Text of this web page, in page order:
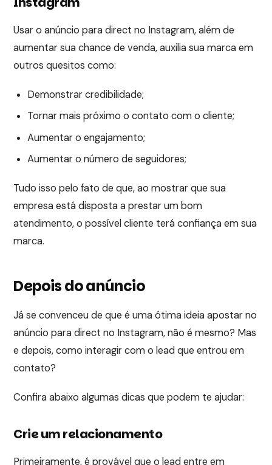
Usar o anúncio para direct no Instagram, além de
aumentar sua chance de venda, auxilia sua marca em
outros quesitos como:
Demonstrar credibilidade;
Tornar mais próximo o contato com o cliente;
Aumentar o engajamento;
Aumentar o número de seguidores;
Tudo isso pelo fato de que, ao mostrar que sua
empresa está disposta a prestar um bom
atendimento, o possível cliente terá confiança em sua
marca.
Depois do anúncio
Já se convenceu de que é uma ótima ideia apostar no
anúncio para direct no Instagram, não é mesmo? Mas
e depois, como interagir com o lead que entrou em
contato?
Confira abaixo algumas dicas que podem te ajudar:
Crie um relacionamento
Primeiramente, é provável que o lead entre em